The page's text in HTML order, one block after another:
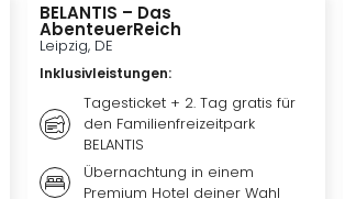
BELANTIS – Das
AbenteuerReich
Leipzig, DE
Inklusivleistungen:
Tagesticket + 2. Tag gratis für
den Familienfreizeitpark
BELANTIS
Übernachtung in einem
Premium Hotel deiner Wahl